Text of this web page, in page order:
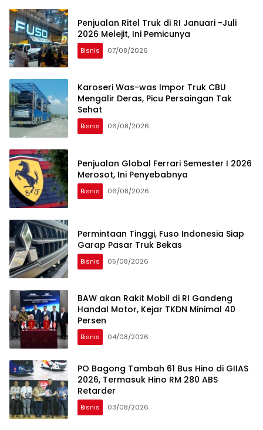
Penjualan Ritel Truk di RI Januari -Juli
2026 Melejit, Ini Pemicunya
Bisnis 07/08/2026
Karoseri Was-was Impor Truk CBU
Mengalir Deras, Picu Persaingan Tak
Sehat
Bisnis 06/08/2026
Penjualan Global Ferrari Semester I 2026
Merosot, Ini Penyebabnya
Bisnis 06/08/2026
Permintaan Tinggi, Fuso Indonesia Siap
Garap Pasar Truk Bekas
Bisnis 05/08/2026
BAW akan Rakit Mobil di RI Gandeng
Handal Motor, Kejar TKDN Minimal 40
Persen
Bisnis 04/08/2026
PO Bagong Tambah 61 Bus Hino di GIIAS
2026, Termasuk Hino RM 280 ABS
Retarder
Bisnis 03/08/2026